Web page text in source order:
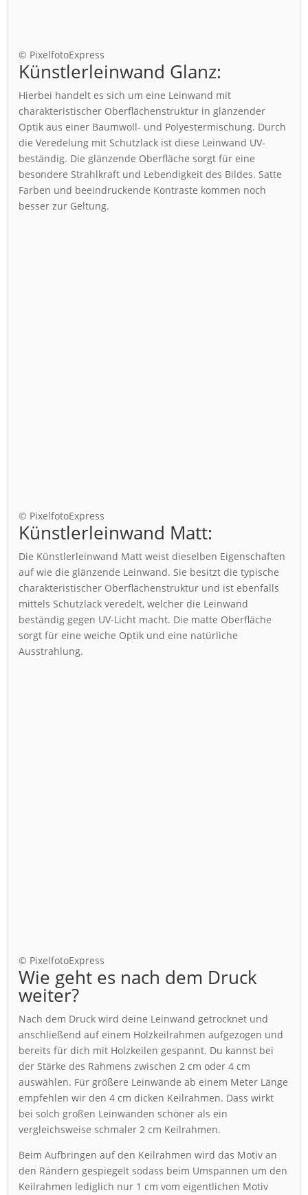
© PixelfotoExpress
Künstlerleinwand Glanz:
Hierbei handelt es sich um eine Leinwand mit
charakteristischer Oberflächenstruktur in glänzender
Optik aus einer Baumwoll- und Polyestermischung. Durch
die Veredelung mit Schutzlack ist diese Leinwand UV-
beständig. Die glänzende Oberfläche sorgt für eine
besondere Strahlkraft und Lebendigkeit des Bildes. Satte
Farben und beeindruckende Kontraste kommen noch
besser zur Geltung.
© PixelfotoExpress
Künstlerleinwand Matt:
Die Künstlerleinwand Matt weist dieselben Eigenschaften
auf wie die glänzende Leinwand. Sie besitzt die typische
charakteristischer Oberflächenstruktur und ist ebenfalls
mittels Schutzlack veredelt, welcher die Leinwand
beständig gegen UV-Licht macht. Die matte Oberfläche
sorgt für eine weiche Optik und eine natürliche
Ausstrahlung.
© PixelfotoExpress
Wie geht es nach dem Druck
weiter?
Nach dem Druck wird deine Leinwand getrocknet und
anschließend auf einem Holzkeilrahmen aufgezogen und
bereits für dich mit Holzkeilen gespannt. Du kannst bei
der Stärke des Rahmens zwischen 2 cm oder 4 cm
auswählen. Für größere Leinwände ab einem Meter Länge
empfehlen wir den 4 cm dicken Keilrahmen. Dass wirkt
bei solch großen Leinwänden schöner als ein
vergleichsweise schmaler 2 cm Keilrahmen.
Beim Aufbringen auf den Keilrahmen wird das Motiv an
den Rändern gespiegelt sodass beim Umspannen um den
Keilrahmen lediglich nur 1 cm vom eigentlichen Motiv